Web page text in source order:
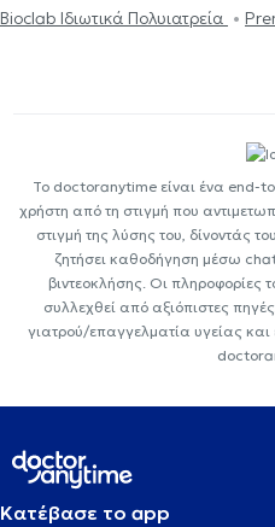
Bioclab Ιδιωτικά Πολυιατρεία
Το doctoranytime είναι ένα end-
χρήστη από τη στιγμή που
στιγμή της λύσης του, δίνοντάς
ζητήσει καθοδήγηση μέσω
βιντεοκλήσης. Οι πληροφορίες
συλλεχθεί από αξιόπιστες
γιατρού/επαγγελματία υγείας
Κατέβασε το app